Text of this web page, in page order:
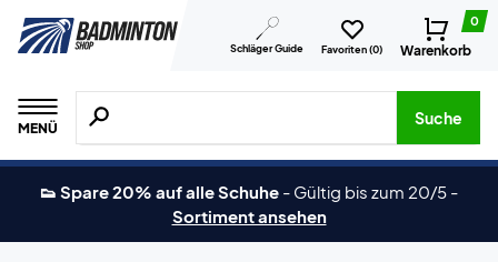
Schläger Guide Favoriten (0)
0
Warenkorb
MENÜ
Suche nach Produkten, Marken usw.
Suche
👟 Spare 20% auf alle Schuhe - Gültig bis zum 20/5 -
Sortiment ansehen